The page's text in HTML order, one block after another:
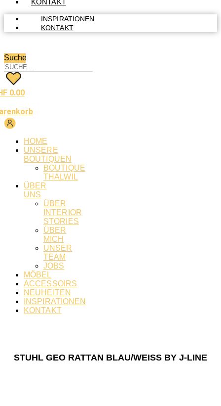
KONTAKT
INSPIRATIONEN
KONTAKT
Suche
0.00
HOME
UNSERE
BOUTIQUEN
BOUTIQUE
THALWIL
ÜBER
UNS
ÜBER
INTERIOR
STORIES
ÜBER
MICH
UNSER
TEAM
JOBS
MÖBEL
ACCESSOIRS
NEUHEITEN
INSPIRATIONEN
KONTAKT
STUHL GEO RATTAN BLAU/WEISS BY J-LINE